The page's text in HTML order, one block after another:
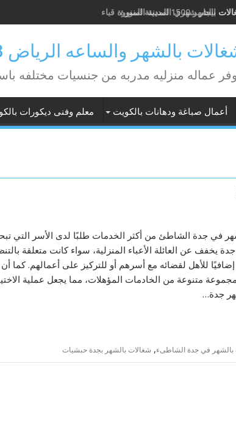
ايجار شهري المدينة المنورة
بالشهر والساعه الرياض 0582506203
عماله منزليه مدربه من جنسيات مختلفه
أعمال صباغة ودهانات بالكويت معلم وفنى ديكورات
في جدة الشاطئ من أكثر الخدمات طلبًا لدى الأسر التي
يخفف عن العائلة الأعباء المنزلية، سواء كانت متعلقة
للأهل لقضائه مع أسرهم أو للتركيز على أعمالهم. كما
متنوعة من الخادمات المؤهلات، مما يجعل عملية
جدة…
بالشهر في جدة الشاطىء, شغالات بالشهر بجدة حبشيات